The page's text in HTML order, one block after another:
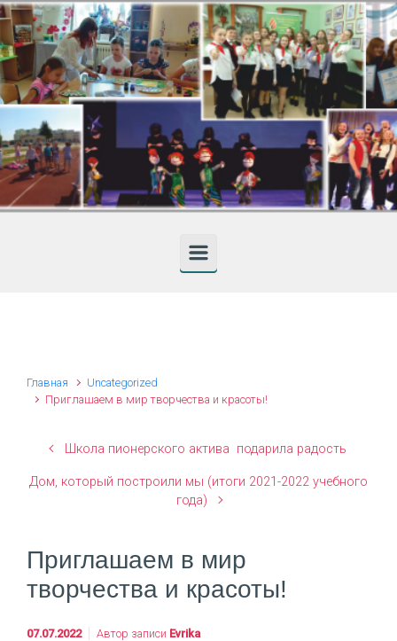
Skip to main content
Главная
Uncategorized
Приглашаем в мир творчества и красоты!
Школа пионерского актива подарила радость
Дом, который построили мы (итоги 2021-2022 учебного
года)
Приглашаем в мир
творчества и красоты!
07.07.2022 Автор записи Evrika